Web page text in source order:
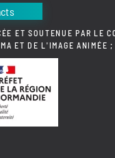
ET SOUTENUE PAR LE
ET DE L'IMAGE